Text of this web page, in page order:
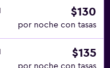
$130
por noche con tasas
$135
por noche con tasas